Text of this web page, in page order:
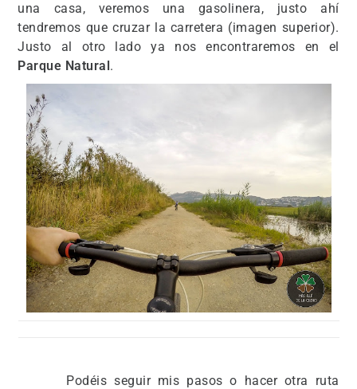
una casa, veremos una gasolinera, justo ahí
tendremos que cruzar la carretera (imagen superior).
Justo al otro lado ya nos encontraremos en el
Parque Natural.
Podéis seguir mis pasos o hacer otra ruta